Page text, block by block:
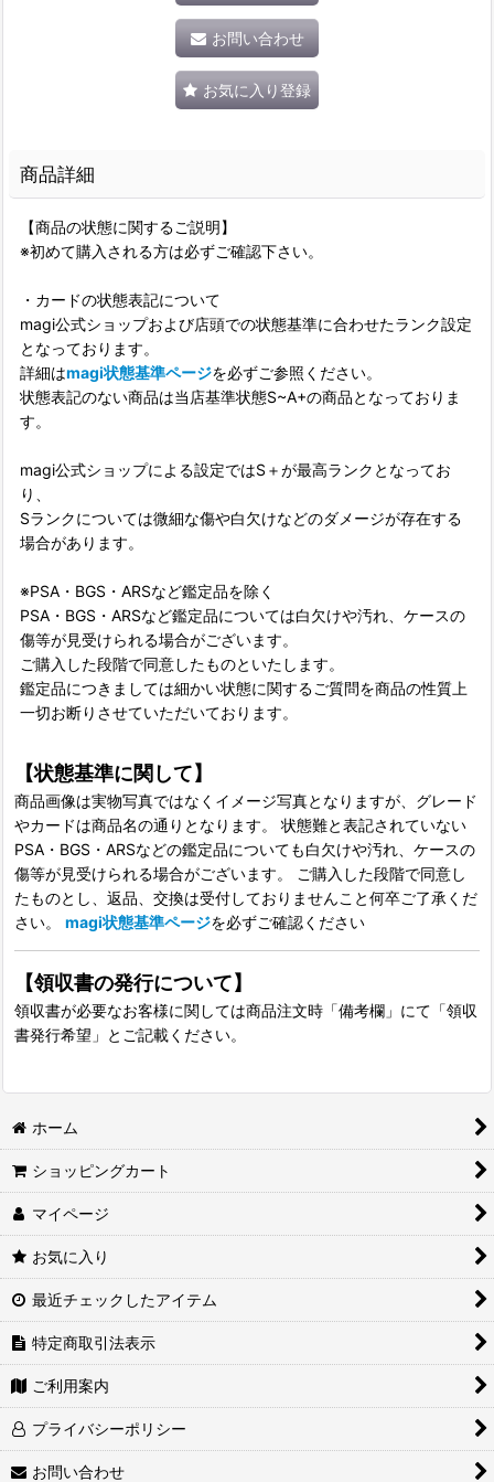
お問い合わせ
お気に入り登録
商品詳細
【商品の状態に関するご説明】
※初めて購入される方は必ずご確認下さい。
・カードの状態表記について
magi公式ショップおよび店頭での状態基準に合わせたランク設定
となっております。
詳細はmagi状態基準ページを必ずご参照ください。
状態表記のない商品は当店基準状態S~A+の商品となっておりま
す。
magi公式ショップによる設定ではS＋が最高ランクとなってお
り、
Sランクについては微細な傷や白欠けなどのダメージが存在する
場合があります。
※PSA・BGS・ARSなど鑑定品を除く
PSA・BGS・ARSなど鑑定品については白欠けや汚れ、ケースの
傷等が見受けられる場合がございます。
ご購入した段階で同意したものといたします。
鑑定品につきましては細かい状態に関するご質問を商品の性質上
一切お断りさせていただいております。
【状態基準に関して】
商品画像は実物写真ではなくイメージ写真となりますが、グレード
やカードは商品名の通りとなります。 状態難と表記されていない
PSA・BGS・ARSなどの鑑定品についても白欠けや汚れ、ケースの
傷等が見受けられる場合がございます。 ご購入した段階で同意し
たものとし、返品、交換は受付しておりませんこと何卒ご了承くだ
さい。 magi状態基準ページを必ずご確認ください
【領収書の発行について】
領収書が必要なお客様に関しては商品注文時「備考欄」にて「領収
書発行希望」とご記載ください。
ホーム
ショッピングカート
マイページ
お気に入り
最近チェックしたアイテム
特定商取引法表示
ご利用案内
プライバシーポリシー
お問い合わせ